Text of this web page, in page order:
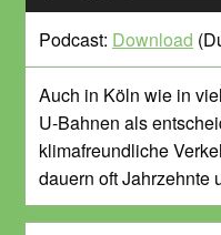
Player
Podcast: Download
Auch in Köln wie in
U-Bahnen als
klimafreundliche
dauern oft Jahrzehnte